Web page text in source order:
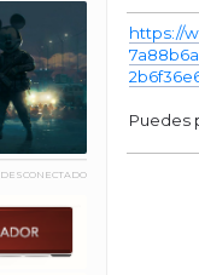
DESCONECTADO
https://
Puedes